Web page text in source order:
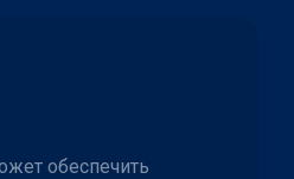
обеспечить